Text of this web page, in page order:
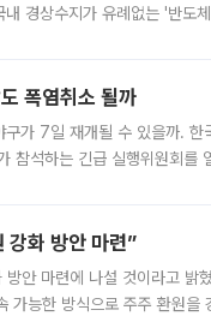
경상수지가 유례없는 '반도
폭염취소 될까
구가 7일 재개될 수 있을까.
참석하는 긴급 실행위원회
강화 방안 마련”
라고 밝혔다. 5일(현지시간) 로이터통신에
가능한 방식으로 주주 환원을